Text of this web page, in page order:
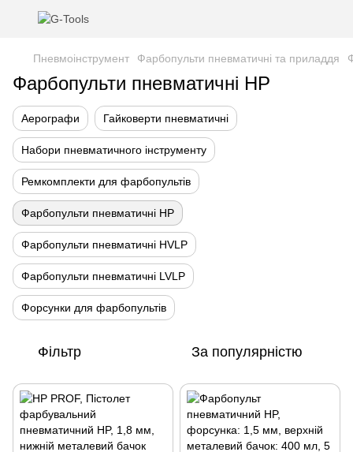
Пневмоінструмент Фарбопульти пневматичні та приладдя
Фарбопульти пневматичні HP
Аерографи Гайковерти пневматичні
Набори пневматичного інструменту
Ремкомплекти для фарбопультів
Фарбопульти пневматичні HP
Фарбопульти пневматичні HVLP
Фарбопульти пневматичні LVLP
Форсунки для фарбопультів
Фільтр За популярністю